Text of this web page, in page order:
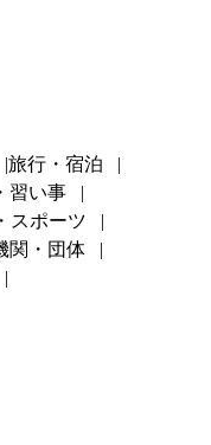
旅行・宿泊
習い事
スポーツ
関・団体